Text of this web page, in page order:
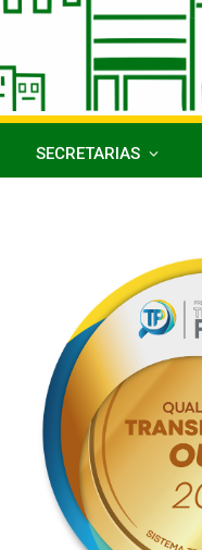
SECRETARIAS